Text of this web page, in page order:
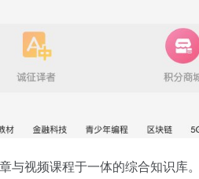
视频课程于一体的综合知识库